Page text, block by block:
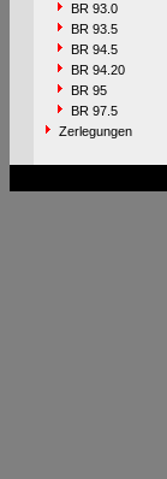
BR 93.0
BR 93.5
BR 94.5
BR 94.20
BR 95
BR 97.5
Zerlegungen